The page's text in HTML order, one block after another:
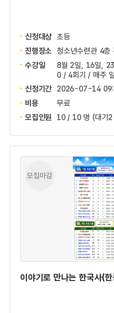
신청대상 초등
진행장소 청소년수련관 4층
수강일
8월 2일, 16일,
0 / 4회기 / 매주
신청기간 2026-07-14
비용
무료
모집인원
10 / 10 명 (대기
모집마감
이야기로 만나는 한국사(